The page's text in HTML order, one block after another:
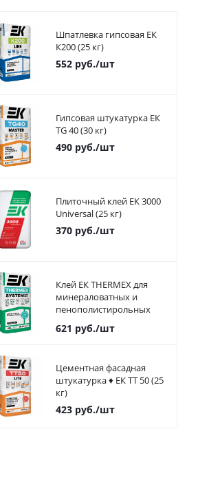
Шпатлевка гипсовая ЕК
К200 (25 кг)
552руб./шт
Гипсовая штукатурка ЕК
TG 40 (30 кг)
490руб./шт
Плиточный клей ЕК 3000
Universal (25 кг)
370руб./шт
Клей ЕК THERMEX для
минераловатных и
пенополистирольных
плит 25 кг
621 руб./шт
Цементная фасадная
штукатурка ♦ ЕК ТТ 50 (25
кг)
423руб./шт